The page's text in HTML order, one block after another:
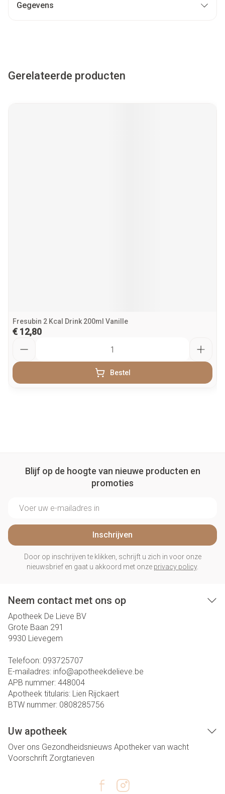
Gegevens
Gerelateerde producten
Fresubin 2 Kcal Drink 200ml Vanille
€ 12,80
Bestel
Blijf op de hoogte van nieuwe producten en
promoties
Inschrijven
Door op inschrijven te klikken, schrijft u zich in voor onze
nieuwsbrief en gaat u akkoord met onze privacy policy.
Neem contact met ons op
Apotheek De Lieve BV
Grote Baan 291
9930 Lievegem
Telefoon: 093725707
E-mailadres: info@apotheekdelieve.be
APB nummer: 448004
Apotheek titularis: Lien Rijckaert
BTW nummer: 0808285756
Uw apotheek
Over ons Gezondheidsnieuws Apotheker van wacht
Voorschrift Zorgtarieven